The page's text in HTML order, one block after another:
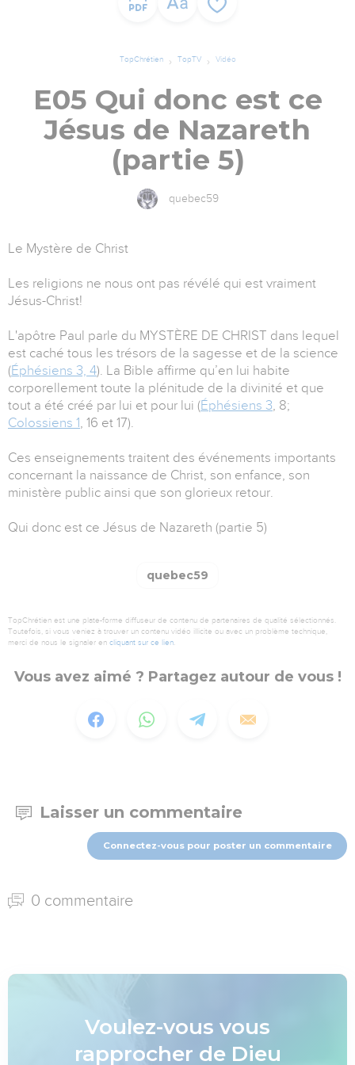
TopChrétien TopTV Vidéo
E05 Qui donc est ce
Jésus de Nazareth
(partie 5)
quebec59
Le Mystère de Christ
Les religions ne nous ont pas révélé qui est vraiment
Jésus-Christ!
L'apôtre Paul parle du MYSTÈRE DE CHRIST dans lequel
est caché tous les trésors de la sagesse et de la science
(Éphésiens 3, 4). La Bible affirme qu’en lui habite
corporellement toute la plénitude de la divinité et que
tout a été créé par lui et pour lui (Éphésiens 3, 8;
Colossiens 1, 16 et 17).
Ces enseignements traitent des événements importants
concernant la naissance de Christ, son enfance, son
ministère public ainsi que son glorieux retour.
Qui donc est ce Jésus de Nazareth (partie 5)
quebec59
TopChrétien est une plate-forme diffuseur de contenu de partenaires de qualité sélectionnés.
Toutefois, si vous veniez à trouver un contenu vidéo illicite ou avec un problème technique,
merci de nous le signaler en cliquant sur ce lien.
Vous avez aimé ? Partagez autour de vous !
Laisser un commentaire
Connectez-vous pour poster un commentaire
0 commentaire
Voulez-vous vous
rapprocher de Dieu